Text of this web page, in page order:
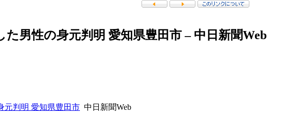
男性の身元判明 愛知県豊田市 – 中日新聞Web
元判明 愛知県豊田市 中日新聞Web